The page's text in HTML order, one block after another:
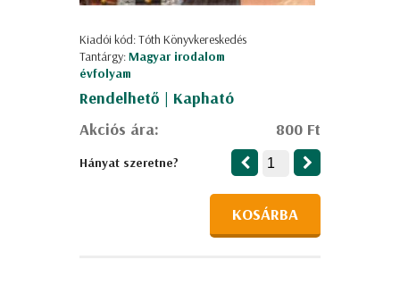
Kiadói kód: Tóth Könyvkereskedés
Tantárgy:Magyar irodalom
évfolyam
Rendelhető | Kapható
Akciós ára:
800 Ft
Hányat szeretne?
KOSÁRBA